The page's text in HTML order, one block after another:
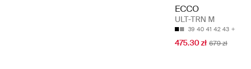
ECCO
ULT-TRN M
39 40 41 42 43
475.30 zł 679 zł